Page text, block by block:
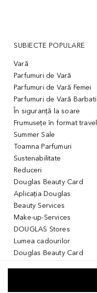
SUBIECTE POPULARE
Vară
Parfumuri de Vară
Parfumuri de Vară Femei
Parfumuri de Vară Barbati
În siguranță la soare
Frumusețe în format travel
Summer Sale
Toamna Parfumuri
Sustenabilitate
Reduceri
Douglas Beauty Card
Aplicația Douglas
Beauty Services
Make-up-Services
DOUGLAS Stores
Lumea cadourilor
Douglas Beauty Card